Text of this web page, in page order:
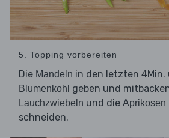
5. Topping vorbereiten
Die Mandeln in den letzten 4Min.
Blumenkohl geben und
Lauchzwiebeln und die Aprikosen
schneiden.